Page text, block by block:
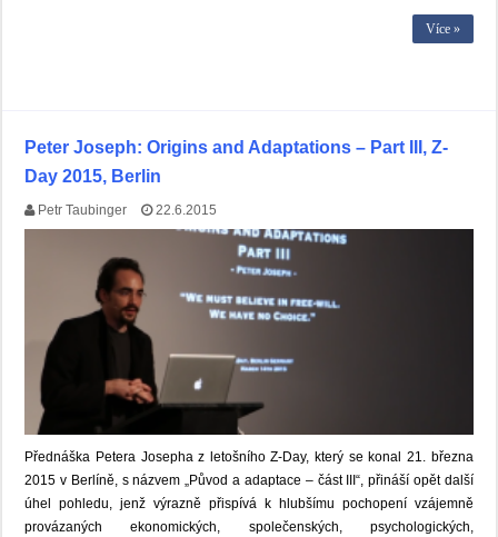
Více »
Peter Joseph: Origins and Adaptations – Part III, Z-
Day 2015, Berlin
Petr Taubinger 22.6.2015
Přednáška Petera Josepha z letošního Z-Day, který se konal 21. března
2015 v Berlíně, s názvem „Původ a adaptace – část III“, přináší opět další
úhel pohledu, jenž výrazně přispívá k hlubšímu pochopení vzájemně
provázaných ekonomických, společenských, psychologických,